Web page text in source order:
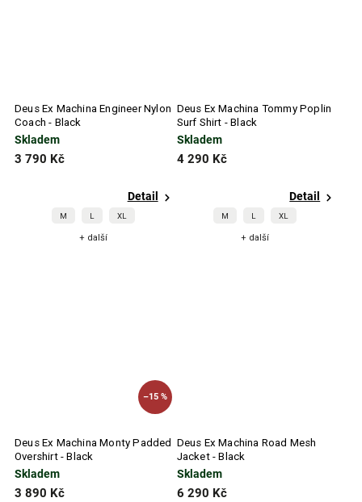
Deus Ex Machina Engineer Nylon
Coach - Black
Skladem
3 790 Kč
Detail
M L XL
+ další
Deus Ex Machina Tommy Poplin
Surf Shirt - Black
Skladem
4 290 Kč
Detail
M L XL
+ další
–15 %
Deus Ex Machina Monty Padded
Overshirt - Black
Skladem
3 890 Kč
Deus Ex Machina Road Mesh
Jacket - Black
Skladem
6 290 Kč